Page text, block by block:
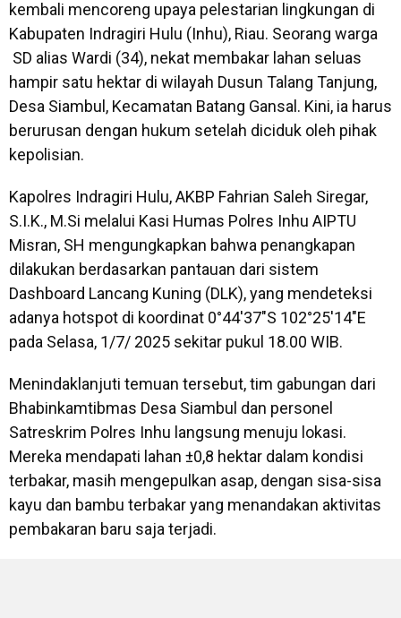
kembali mencoreng upaya pelestarian lingkungan di
Kabupaten Indragiri Hulu (Inhu), Riau. Seorang warga
SD alias Wardi (34), nekat membakar lahan seluas
hampir satu hektar di wilayah Dusun Talang Tanjung,
Desa Siambul, Kecamatan Batang Gansal. Kini, ia harus
berurusan dengan hukum setelah diciduk oleh pihak
kepolisian.
Kapolres Indragiri Hulu, AKBP Fahrian Saleh Siregar,
S.I.K., M.Si melalui Kasi Humas Polres Inhu AIPTU
Misran, SH mengungkapkan bahwa penangkapan
dilakukan berdasarkan pantauan dari sistem
Dashboard Lancang Kuning (DLK), yang mendeteksi
adanya hotspot di koordinat 0°44'37"S 102°25'14"E
pada Selasa, 1/7/ 2025 sekitar pukul 18.00 WIB.
Menindaklanjuti temuan tersebut, tim gabungan dari
Bhabinkamtibmas Desa Siambul dan personel
Satreskrim Polres Inhu langsung menuju lokasi.
Mereka mendapati lahan ±0,8 hektar dalam kondisi
terbakar, masih mengepulkan asap, dengan sisa-sisa
kayu dan bambu terbakar yang menandakan aktivitas
pembakaran baru saja terjadi.